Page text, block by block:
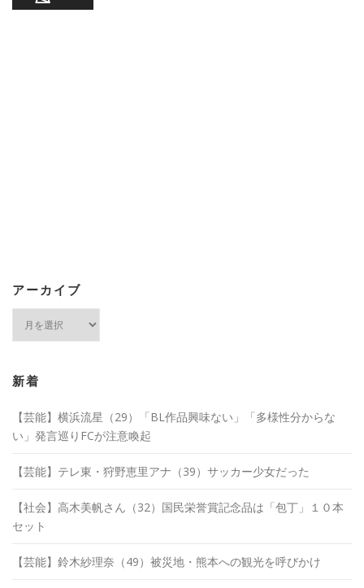
アーカイブ
ブ
新着
【芸能】横浜流星（29）「BL作品興味ない」「多様性分からな
い」発言巡りFCが注意喚起
【芸能】テレ東・狩野恵里アナ（39）サッカー少女だった
【社会】高木美帆さん（32）国民栄誉賞記念品は「包丁」１０本
セット
【芸能】鈴木紗理奈（49）被災地・熊本への観光を呼びかけ